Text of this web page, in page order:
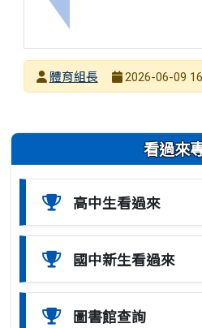
上一筆：永仁高中115
發布者
體育組長
2026-06-09
左邊區域內容 看過來
高中生看過來
國中新生看過來
圖書館查詢